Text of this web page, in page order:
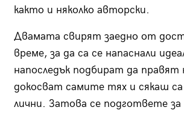
както и няколко авторски.
Двамата свирят заедно от
време, за да са се напаснали
напоследък подбират да
докосват самите тях и сякаш
лични. Затова се подгответе